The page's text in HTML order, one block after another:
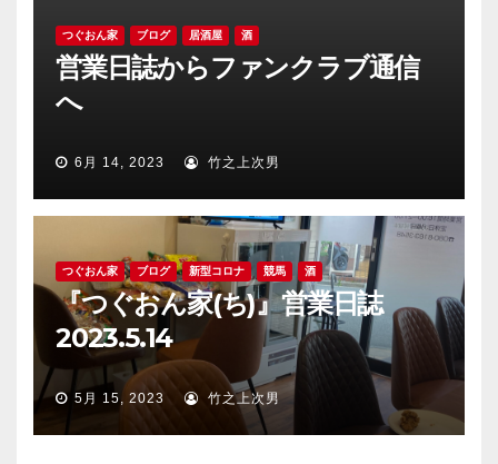
つぐおん家 ブログ 居酒屋 酒
営業日誌からファンクラブ通信
へ
6月 14, 2023 竹之上次男
つぐおん家 ブログ 新型コロナ 競馬 酒
『つぐおん家(ち)』営業日誌
2023.5.14
5月 15, 2023 竹之上次男